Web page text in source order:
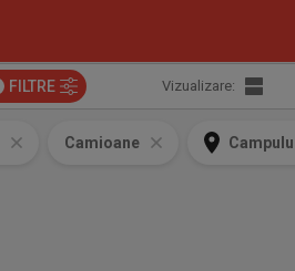
FILTRE Vizualizare:
Camioane